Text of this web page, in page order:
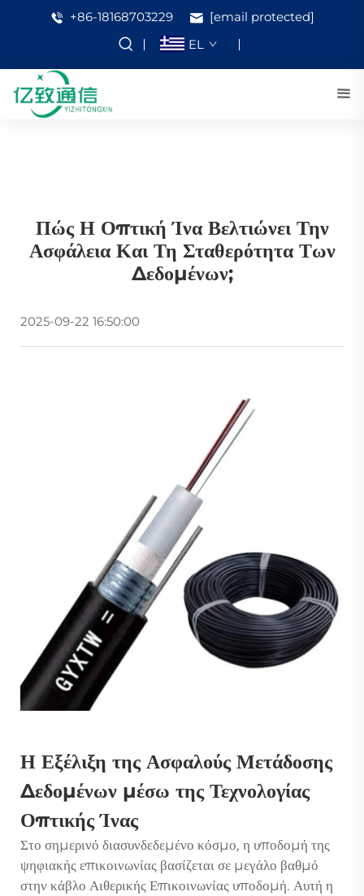
+86-18168703229
[email protected]
EL
Πώς Η Οπτική Ίνα Βελτιώνει Την
Ασφάλεια Και Τη Σταθερότητα Των
Δεδομένων;
2025-09-22 16:50:00
Η Εξέλιξη της Ασφαλούς Μετάδοσης
Δεδομένων μέσω της Τεχνολογίας
Οπτικής Ίνας
Στο σημερινό διασυνδεδεμένο κόσμο, η υποδομή της
ψηφιακής επικοινωνίας βασίζεται σε μεγάλο βαθμό
στην κάβλο Αιθερικής Επικοινωνίας υποδομή. Αυτή η